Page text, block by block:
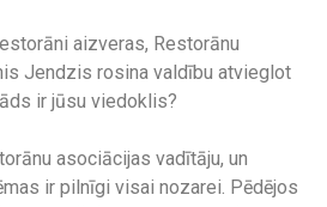
aizveras, Restorānu
Jendzis rosina valdību atvieglot
ir jūsu viedoklis?
asociācijas vadītāju, un
ir pilnīgi visai nozarei. Pēdējos